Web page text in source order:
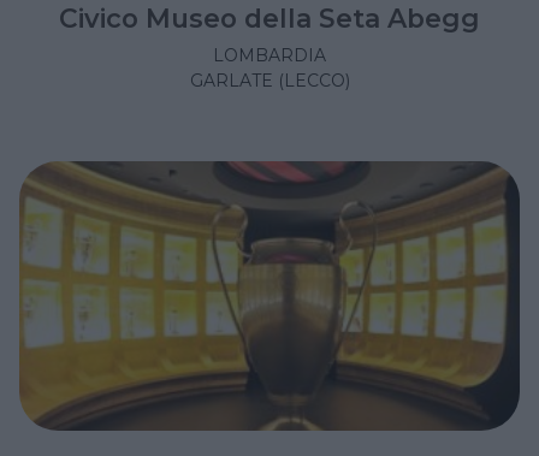
Civico Museo della Seta Abegg
LOMBARDIA
GARLATE (LECCO)